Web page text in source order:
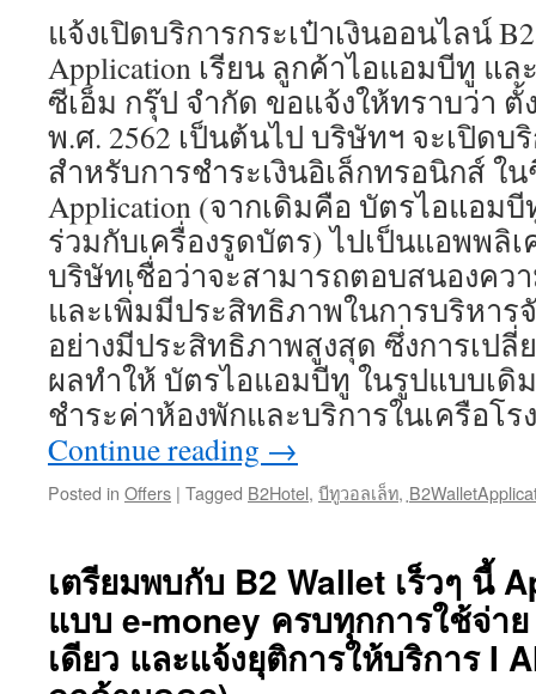
แจ้งเปิดบริการกระเป๋าเงินออนไลน์
Application เรียน ลูกค้าไอแอมบีทู แล
ซีเอ็ม กรุ๊ป จำกัด ขอแจ้งให้ทราบว่า
พ.ศ. 2562 เป็นต้นไป บริษัทฯ จะเปิดบ
สำหรับการชำระเงินอิเล็กทรอนิกส์ ใน
Application (จากเดิมคือ บัตรไอแอม
ร่วมกับเครื่องรูดบัตร) ไปเป็นแอพพลิ
บริษัทเชื่อว่าจะสามารถตอบสนองคว
และเพิ่มมีประสิทธิภาพในการบริหา
อย่างมีประสิทธิภาพสูงสุด ซึ่งการเป
ผลทำให้ บัตรไอแอมบีทู ในรูปแบบเดิ
ชำระค่าห้องพักและบริการในเครือโ
Continue reading →
Posted in Offers | Tagged B2Hotel, บีทูวอลเล็ท,
เตรียมพบกับ B2 Wallet เร็วๆ นี้
แบบ e-money ครบทุกการใช้จ่า
เดียว และแจ้งยุติการให้บริการ I